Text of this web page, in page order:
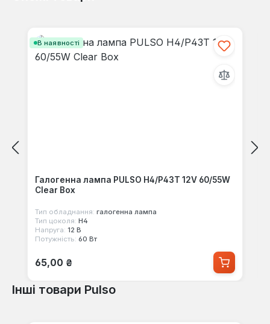
В наявності
Галогенна лампа PULSO H4/P43T 12V 60/55W
Clear Box
Тип обладнання: галогенна лампа
Тип цоколя: H4
Напруга: 12 В
Потужність: 60 Вт
Звичайна ціна:
65,00 ₴
Інші товари Pulso